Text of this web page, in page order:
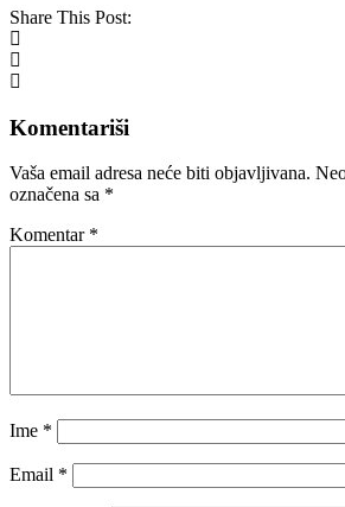
Share This Post:
Komentariši
Vaša email adresa neće biti objavljivana.
označena sa *
Komentar *
Ime *
Email *